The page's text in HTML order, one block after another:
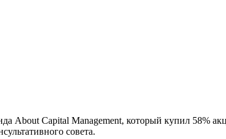
About Capital Management, который купил 58%
совета.